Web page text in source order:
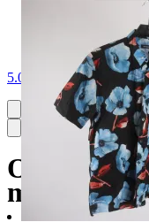
5.0
Overshirt,
mönstrad,